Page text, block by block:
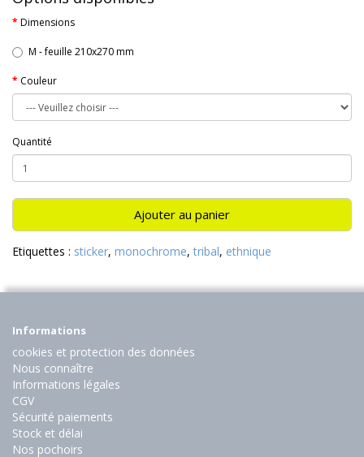
Dimensions
M - feuille 210x270 mm
Couleur
Quantité
Ajouter au panier
Etiquettes : sticker, monochrome,tribal, ethnique
Informations
cookies et protection des données
Nous connaître
Informations légales
CGV
Sécurité paiements
Stock et délai
Nos pochoirs